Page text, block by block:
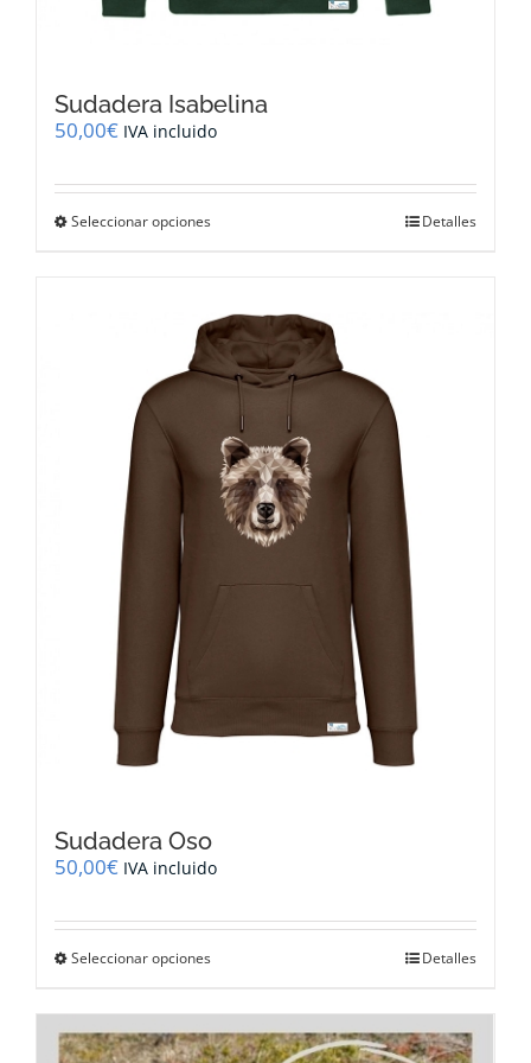
Sudadera Isabelina
50,00€ IVA incluido
Seleccionar opciones
variantes.
Las
opciones
se
pueden
elegir
en
la
página
de
producto
Detalles
Sudadera Oso
50,00€ IVA incluido
Seleccionar opciones
múltiples
variantes.
Detalles